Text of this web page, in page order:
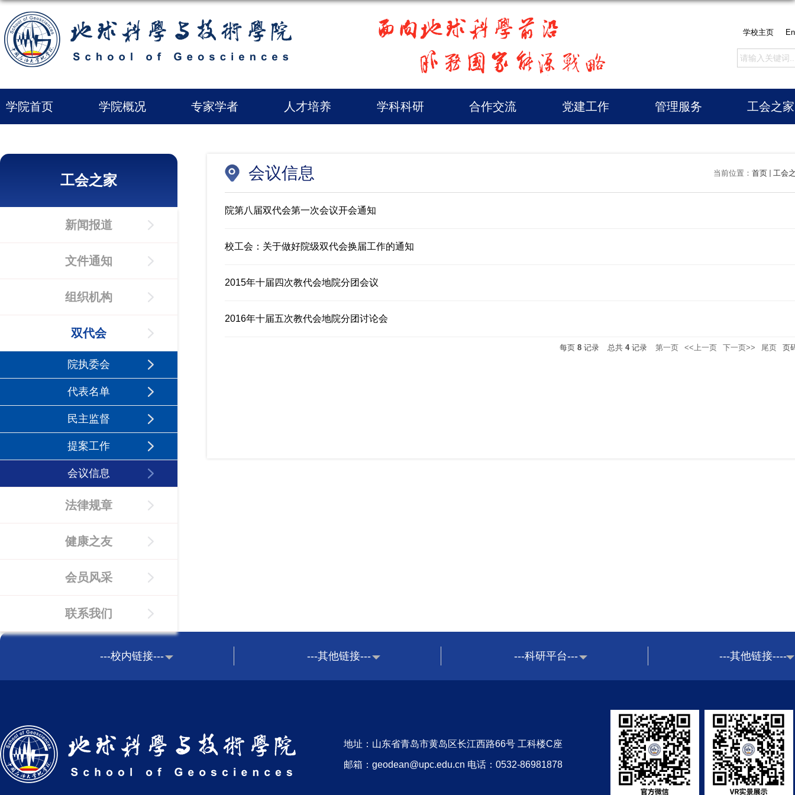
学校主页
学院首页 学院概况 专家学者 人才培养 学科科研 合作交流 党建工作 管理服务 工会之家
工会之家
新闻报道
文件通知
组织机构
双代会
院执委会
代表名单
民主监督
提案工作
会议信息
法律规章
健康之友
会员风采
联系我们
会议信息 当前位置： 首页 工会
院第八届双代会第一次会议开会通知
校工会：关于做好院级双代会换届工作的通知
2015年十届四次教代会地院分团会议
2016年十届五次教代会地院分团讨论会
每页 8 记录 总共 4记录 第一页 <<上一页 下一页>> 尾页 页
---校内链接--- ---其他链接--- ---科研平台--- ---其他链接----
地址：山东省青岛市黄岛区长江西路66号 工科楼C座
邮箱：geodean@upc.edu.cn 电话：0532-86981878